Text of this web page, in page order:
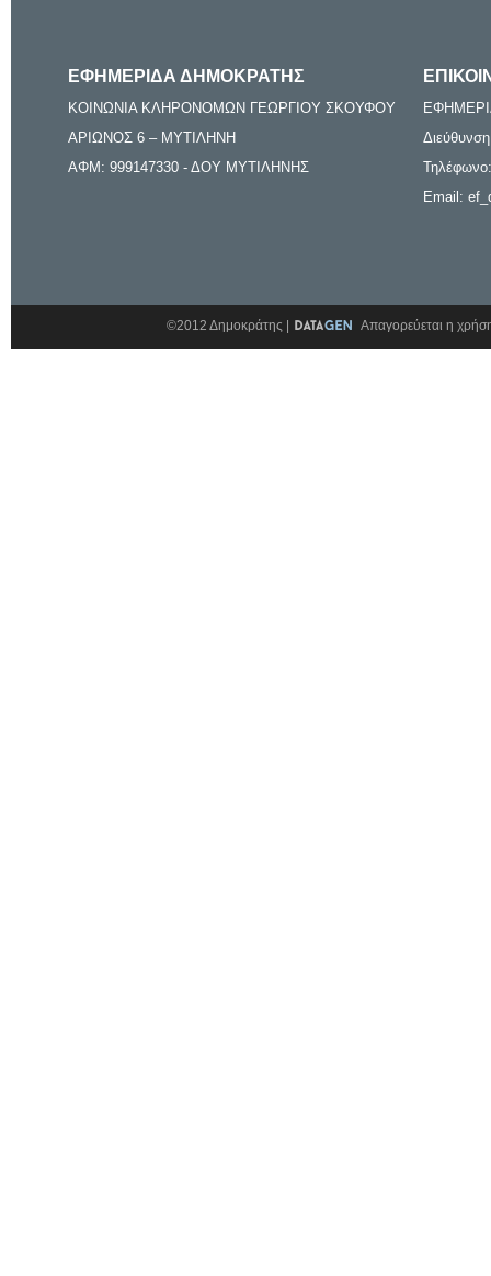
ΕΦΗΜΕΡΙΔΑ ΔΗΜΟΚΡΑΤΗΣ
ΚΟΙΝΩΝΙΑ ΚΛΗΡΟΝΟΜΩΝ ΓΕΩΡΓΙΟΥ ΣΚΟΥΦΟΥ
ΑΡΙΩΝΟΣ 6 – ΜΥΤΙΛΗΝΗ
ΑΦΜ: 999147330 - ΔΟΥ ΜΥΤΙΛΗΝΗΣ
Email:
©2012 Δημοκράτης | Απαγορεύεται η